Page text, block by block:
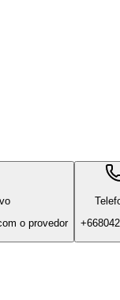
o provedor